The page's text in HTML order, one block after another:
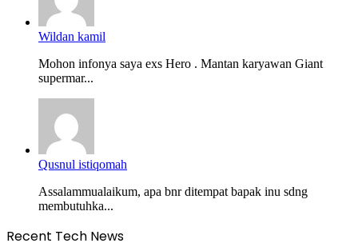
Wildan kamil
Mohon infonya saya exs Hero . Mantan karyawan Giant
supermar...
Qusnul istiqomah
Assalammualaikum, apa bnr ditempat bapak inu sdng
membutuhka...
Recent Tech News